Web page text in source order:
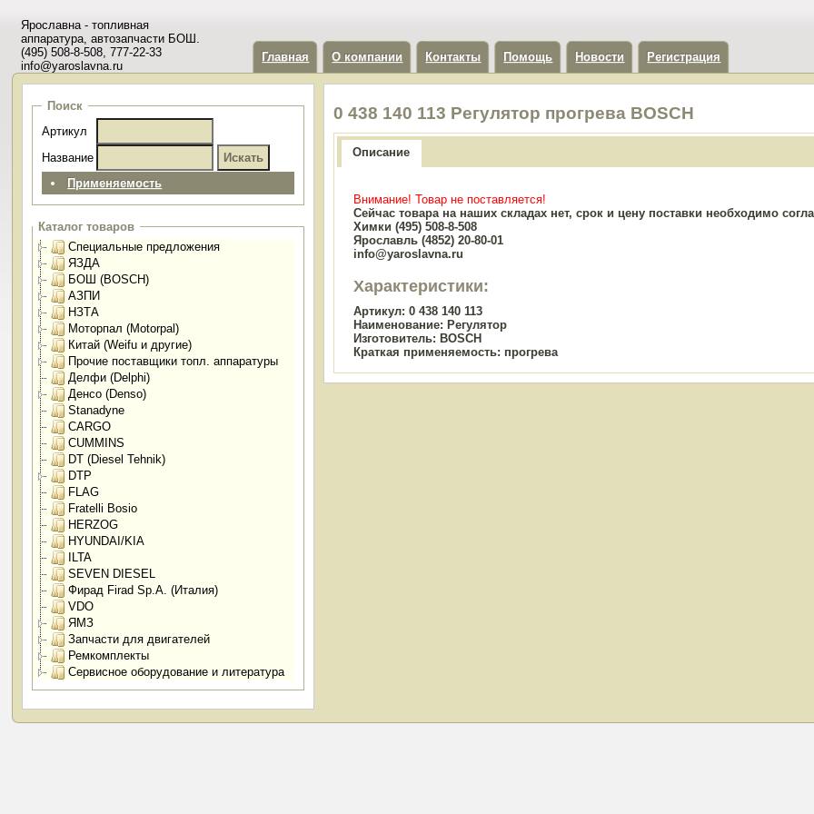
Ярославна - топливная
аппаратура, автозапчасти БОШ.
(495) 508-8-508, 777-22-33
info@yaroslavna.ru
Главная О компании Контакты Помощь Новости Регистрация
Поиск
Артикул
Название
Применяемость
Каталог товаров
Специальные предложения
ЯЗДА
БОШ (BOSCH)
АЗПИ
НЗТА
Моторпал (Motorpal)
Китай (Weifu и другие)
Прочие поставщики топл. аппаратуры
Делфи (Delphi)
Денсо (Denso)
Stanadyne
CARGO
CUMMINS
DT (Diesel Tehnik)
DTP
FLAG
Fratelli Bosio
HERZOG
HYUNDAI/KIA
ILTA
SEVEN DIESEL
Фирад Firad Sp.A. (Италия)
VDO
ЯМЗ
Запчасти для двигателей
Ремкомплекты
Сервисное оборудование и литература
0 438 140 113 Регулятор прогрева BOSCH
Описание
Внимание! Товар не поставляется!
Сейчас товара на наших складах нет, срок и цену поставки необходимо
Химки (495) 508-8-508
Ярославль (4852) 20-80-01
info@yaroslavna.ru
Характеристики:
Артикул: 0 438 140 113
Наименование: Регулятор
Изготовитель: BOSCH
Краткая применяемость: прогрева